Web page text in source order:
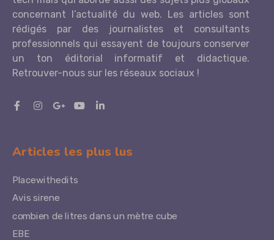
concernant l’actualité du web. Les articles sont
rédigés par des journalistes et consultants
professionnels qui essayent de toujours conserver
un ton éditorial informatif et didactique.
Retrouver-nous sur les réseaux sociaux !
Articles les plus lus
Placewithedits
Avis sirene
combien de litres dans un mètre cube
EBE